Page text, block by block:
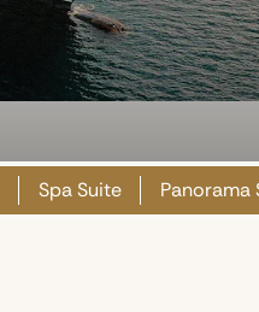
Spa Suite Panorama